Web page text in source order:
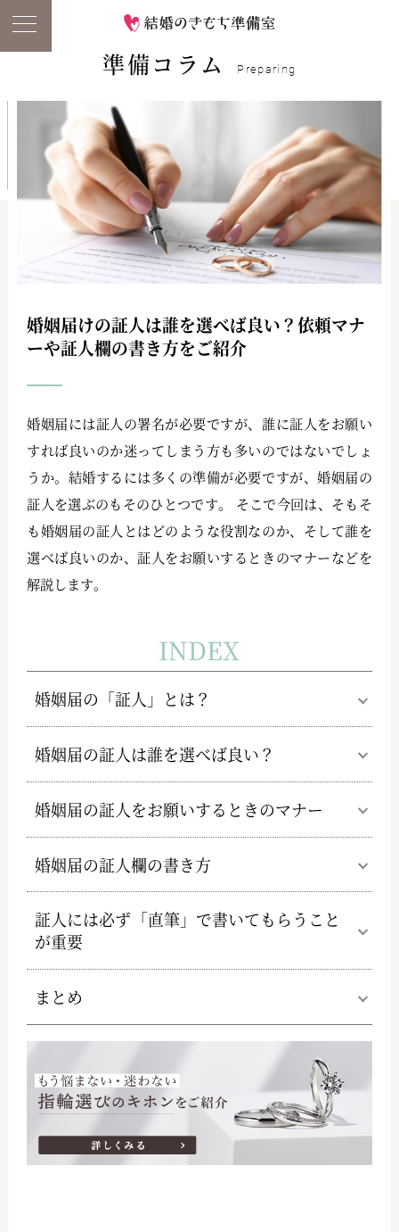
準備コラム Preparing
婚姻届けの証人は誰を選べば良い？依頼マナ
ーや証人欄の書き方をご紹介
婚姻届には証人の署名が必要ですが、誰に証人をお願い
すれば良いのか迷ってしまう方も多いのではないでしょ
うか。結婚するには多くの準備が必要ですが、婚姻届の
証人を選ぶのもそのひとつです。 そこで今回は、そもそ
も婚姻届の証人とはどのような役割なのか、そして誰を
選べば良いのか、証人をお願いするときのマナーなどを
解説します。
INDEX
婚姻届の「証人」とは？
婚姻届の証人は誰を選べば良い？
婚姻届の証人をお願いするときのマナー
婚姻届の証人欄の書き方
証人には必ず「直筆」で書いてもらうこと
が重要
まとめ